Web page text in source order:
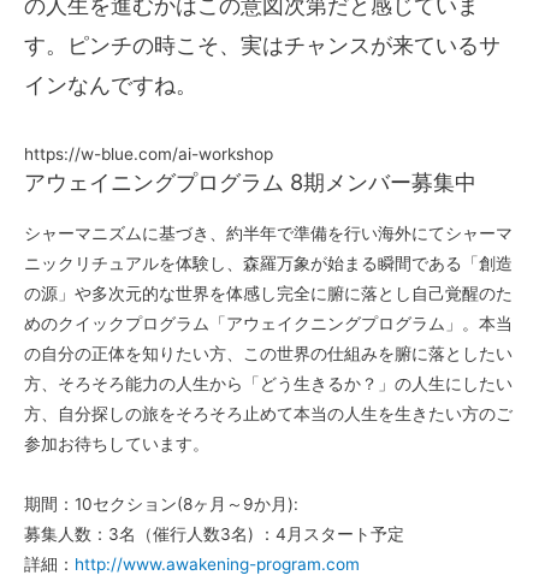
の人生を進むかはこの意図次第だと感じていま
す。ピンチの時こそ、実はチャンスが来ているサ
インなんですね。
https://w-blue.com/ai-workshop
アウェイニングプログラム 8期メンバー募集中
シャーマニズムに基づき、約半年で準備を行い海外にてシャーマ
ニックリチュアルを体験し、森羅万象が始まる瞬間である「創造
の源」や多次元的な世界を体感し完全に腑に落とし自己覚醒のた
めのクイックプログラム「アウェイクニングプログラム」。本当
の自分の正体を知りたい方、この世界の仕組みを腑に落としたい
方、そろそろ能力の人生から「どう生きるか？」の人生にしたい
方、自分探しの旅をそろそろ止めて本当の人生を生きたい方のご
参加お待ちしています。
期間：10セクション(8ヶ月～9か月):
募集人数：3名（催行人数3名) ：4月スタート予定
詳細： http://www.awakening-program.com